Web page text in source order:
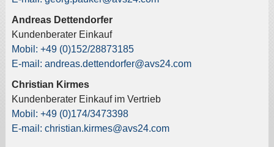
Andreas Dettendorfer
Kundenberater Einkauf
Mobil: +49 (0)152/28873185
E-mail: andreas.dettendorfer@avs24.com
Christian Kirmes
Kundenberater Einkauf im Vertrieb
Mobil: +49 (0)174/3473398
E-mail: christian.kirmes@avs24.com